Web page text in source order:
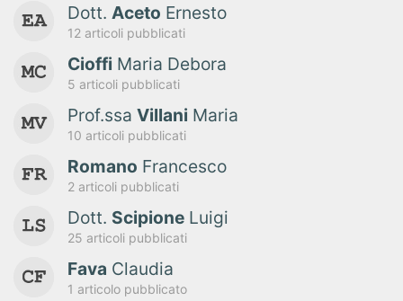
Dott. Aceto Ernesto
12 articoli pubblicati
Cioffi Maria Debora
5 articoli pubblicati
Prof.ssa Villani Maria
10 articoli pubblicati
Romano Francesco
2 articoli pubblicati
Dott. Scipione Luigi
25 articoli pubblicati
Fava Claudia
1 articolo pubblicato